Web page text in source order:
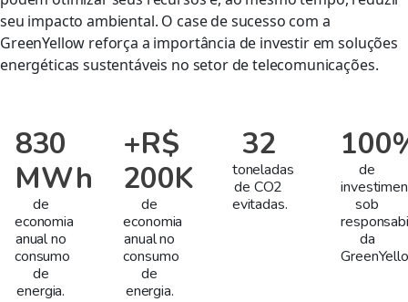
seu impacto ambiental. O case de sucesso com a
GreenYellow reforça a importância de investir em soluções
energéticas sustentáveis no setor de telecomunicações.
830
MWh
de
economia
anual no
consumo
de
energia.
+R$
200K
de
economia
anual no
consumo
de
energia.
32
toneladas
de CO2
evitadas.
de
sob
da